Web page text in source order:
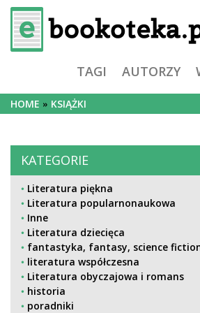
TAGI AUTORZY
HOME KSIĄŻKI
KATEGORIE
Literatura piękna
Literatura popularnonaukowa
Inne
Literatura dziecięca
fantastyka, fantasy, science
literatura współczesna
Literatura obyczajowa i romans
historia
poradniki